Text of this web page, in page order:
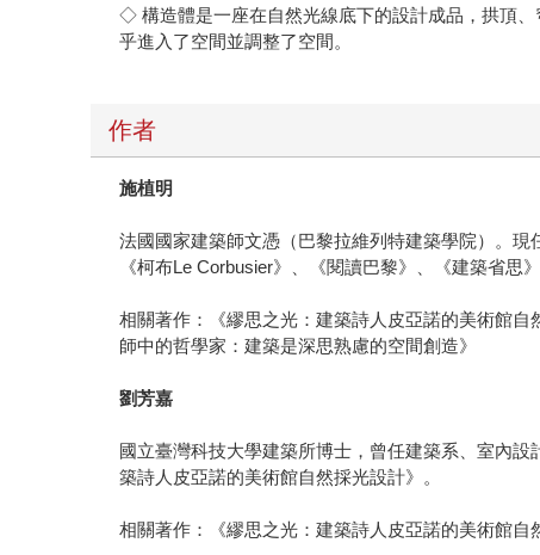
◇ 構造體是一座在自然光線底下的設計成品，拱頂
乎進入了空間並調整了空間。
作者
施植明
法國國家建築師文憑（巴黎拉維列特建築學院）。
《柯布Le Corbusier》、《閱讀巴黎》、《建築省思
相關著作：《繆思之光：建築詩人皮亞諾的美術館
師中的哲學家：建築是深思熟慮的空間創造》
劉芳嘉
國立臺灣科技大學建築所博士，曾任建築系、室內
築詩人皮亞諾的美術館自然採光設計》。
相關著作：《繆思之光：建築詩人皮亞諾的美術館